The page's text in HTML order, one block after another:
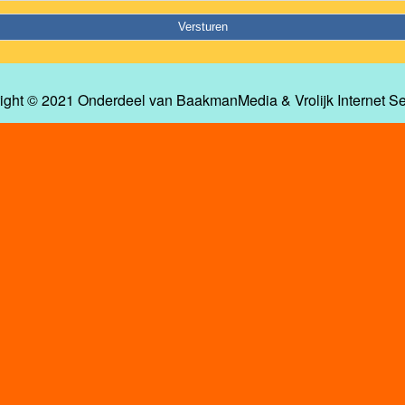
© 2021 Onderdeel van BaakmanMedia& Vrolijk Internet